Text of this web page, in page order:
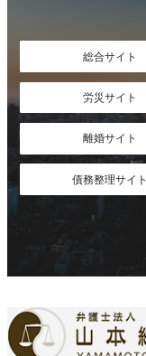
総合サイト
労災サイト
離婚サイト
債務整理サイト